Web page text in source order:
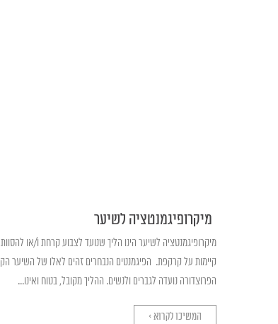
מיקרופיגמנטציה לשיער
מיקרופיגמנטציה לשיער הינו הליך שנועד לצבוע קרחת ו/או
קיימות על קרקפת. הפיגמנטים הנבחרים זהים לאלו של השיער
הפרוצדורה נועדה לגברים ולנשים. ההליך מקובל, בטוח ואינו...
המשיכו לקרוא >